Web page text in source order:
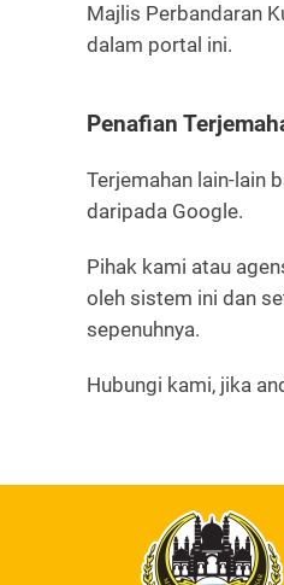
Majlis Perbandaran
dalam portal ini.
Penafian
Terjemahan lain-lain
daripada Google.
Pihak kami atau
oleh sistem ini dan
sepenuhnya.
Hubungi kami, jika